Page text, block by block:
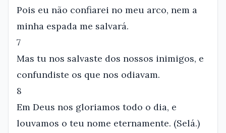
Pois eu não confiarei no meu arco, nem a
minha espada me salvará.
7
Mas tu nos salvaste dos nossos inimigos, e
confundiste os que nos odiavam.
8
Em Deus nos gloriamos todo o dia, e
louvamos o teu nome eternamente. (Selá.)